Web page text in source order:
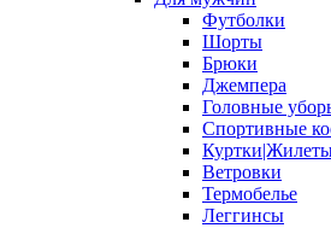
Футболки
Шорты
Брюки
Джемпера
Головные
Спортивные
Ветровки
Термобелье
Леггинсы